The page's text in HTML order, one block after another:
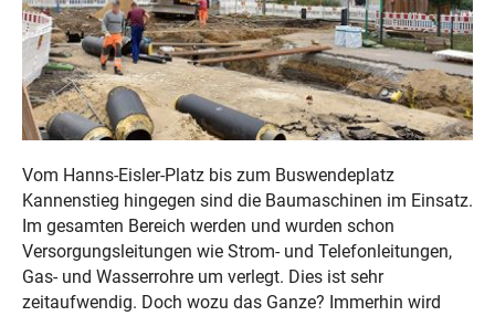
Vom Hanns-Eisler-Platz bis zum Buswendeplatz
Kannenstieg hingegen sind die Baumaschinen im Einsatz.
Im gesamten Bereich werden und wurden schon
Versorgungsleitungen wie Strom- und Telefonleitungen,
Gas- und Wasserrohre um verlegt. Dies ist sehr
zeitaufwendig. Doch wozu das Ganze? Immerhin wird